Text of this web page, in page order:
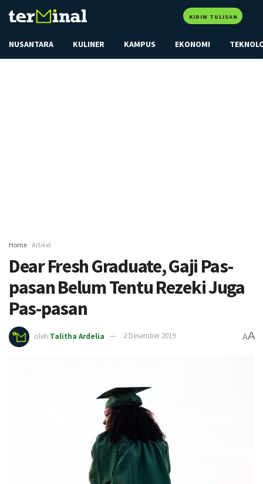
KIRIM TULISAN
NUSANTARA KULINER KAMPUS EKONOMI
Home Artikel
Dear Fresh Graduate, Gaji Pas-
pasan Belum Tentu Rezeki Juga
Pas-pasan
oleh Talitha Ardelia 2 Desember 2019 AA